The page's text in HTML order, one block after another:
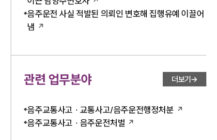
법률 블로그
법률서식
대륜법률상담예약
음주운전 사실 적발된 의뢰인 변호해 집행유예 이끌어
냄
관련 업무분야 더보기
음주교통사고 · 교통사고/음주운전행정처분
음주교통사고 · 음주운전처벌